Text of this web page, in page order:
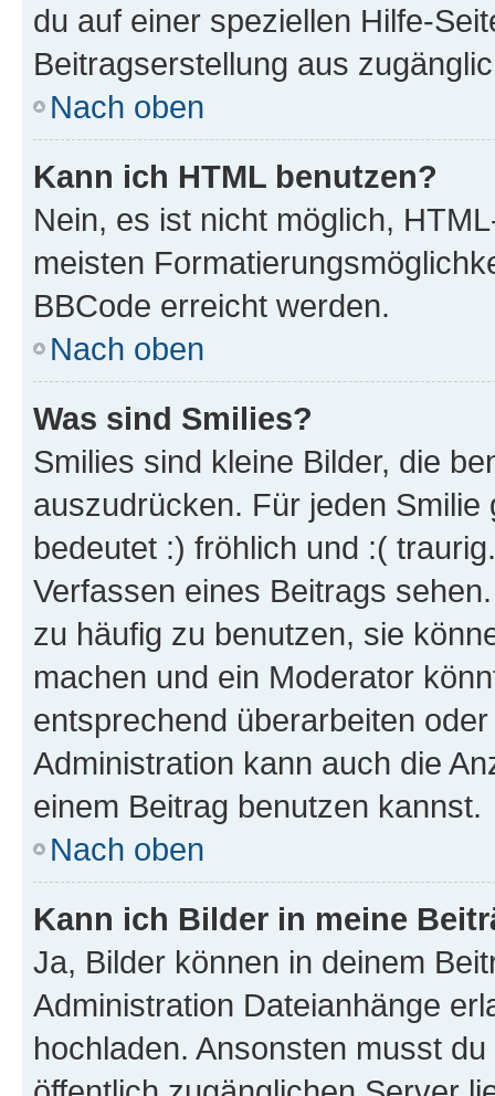
du auf einer speziellen Hilfe-
Beitragserstellung aus
Nach oben
Kann ich HTML benutzen?
Nein, es ist nicht möglich,
meisten
BBCode erreicht werden.
Nach oben
Was sind Smilies?
Smilies sind kleine Bilder, die
auszudrücken. Für jeden
bedeutet :) fröhlich und :(
Verfassen eines Beitrags
zu häufig zu benutzen, sie
machen und ein Moderator
entsprechend überarbeiten
Administration kann auch die
einem Beitrag benutzen kannst.
Nach oben
Kann ich Bilder in meine
Ja, Bilder können in deinem
Administration Dateianhänge
hochladen. Ansonsten musst